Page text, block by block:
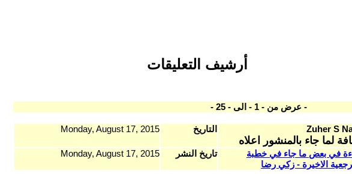
أرشيف التعليقات
- عرض من - 1 - الى - 25 -
Zuher S
لما جاء بالمنشور اعلاه
التاريخ Monday, August 17, 2015
في بعض ما جاء في خطبة
الاخيرة - زكي رضا
تاريخ النشر Monday, August 17, 2015